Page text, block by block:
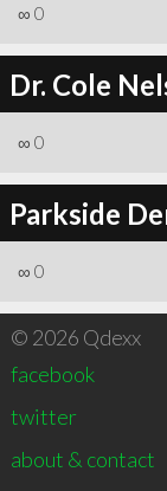
∞ 0
Dr. Cole
∞ 0
Parkside
∞ 0
© 2026 Qdexx
facebook
twitter
about & contact